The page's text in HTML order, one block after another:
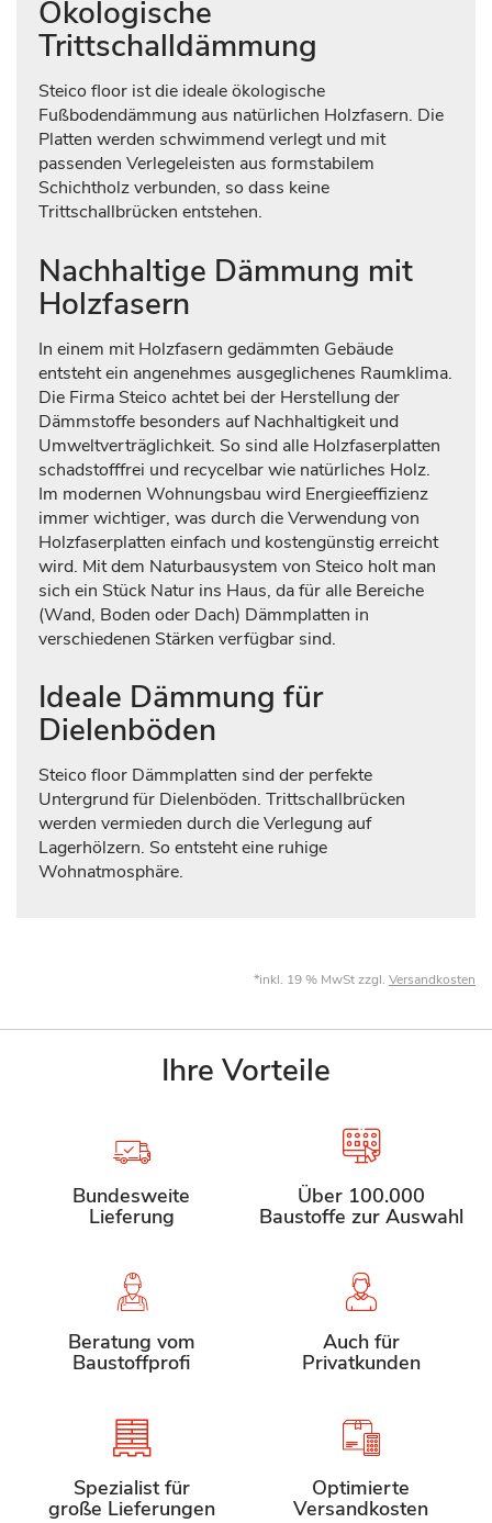
Ökologische
Trittschalldämmung
Steico floor ist die ideale ökologische
Fußbodendämmung aus natürlichen Holzfasern. Die
Platten werden schwimmend verlegt und mit
passenden Verlegeleisten aus formstabilem
Schichtholz verbunden, so dass keine
Trittschallbrücken entstehen.
Nachhaltige Dämmung mit
Holzfasern
In einem mit Holzfasern gedämmten Gebäude
entsteht ein angenehmes ausgeglichenes Raumklima.
Die Firma Steico achtet bei der Herstellung der
Dämmstoffe besonders auf Nachhaltigkeit und
Umweltverträglichkeit. So sind alle Holzfaserplatten
schadstofffrei und recycelbar wie natürliches Holz.
Im modernen Wohnungsbau wird Energieeffizienz
immer wichtiger, was durch die Verwendung von
Holzfaserplatten einfach und kostengünstig erreicht
wird. Mit dem Naturbausystem von Steico holt man
sich ein Stück Natur ins Haus, da für alle Bereiche
(Wand, Boden oder Dach) Dämmplatten in
verschiedenen Stärken verfügbar sind.
Ideale Dämmung für
Dielenböden
Steico floor Dämmplatten sind der perfekte
Untergrund für Dielenböden. Trittschallbrücken
werden vermieden durch die Verlegung auf
Lagerhölzern. So entsteht eine ruhige
Wohnatmosphäre.
*inkl. 19 % MwSt zzgl. Versandkosten
Ihre Vorteile
Bundesweite
Lieferung
Über 100.000
Baustoffe zur Auswahl
Beratung vom
Baustoffprofi
Auch für
Privatkunden
Spezialist für
große Lieferungen
Optimierte
Versandkosten